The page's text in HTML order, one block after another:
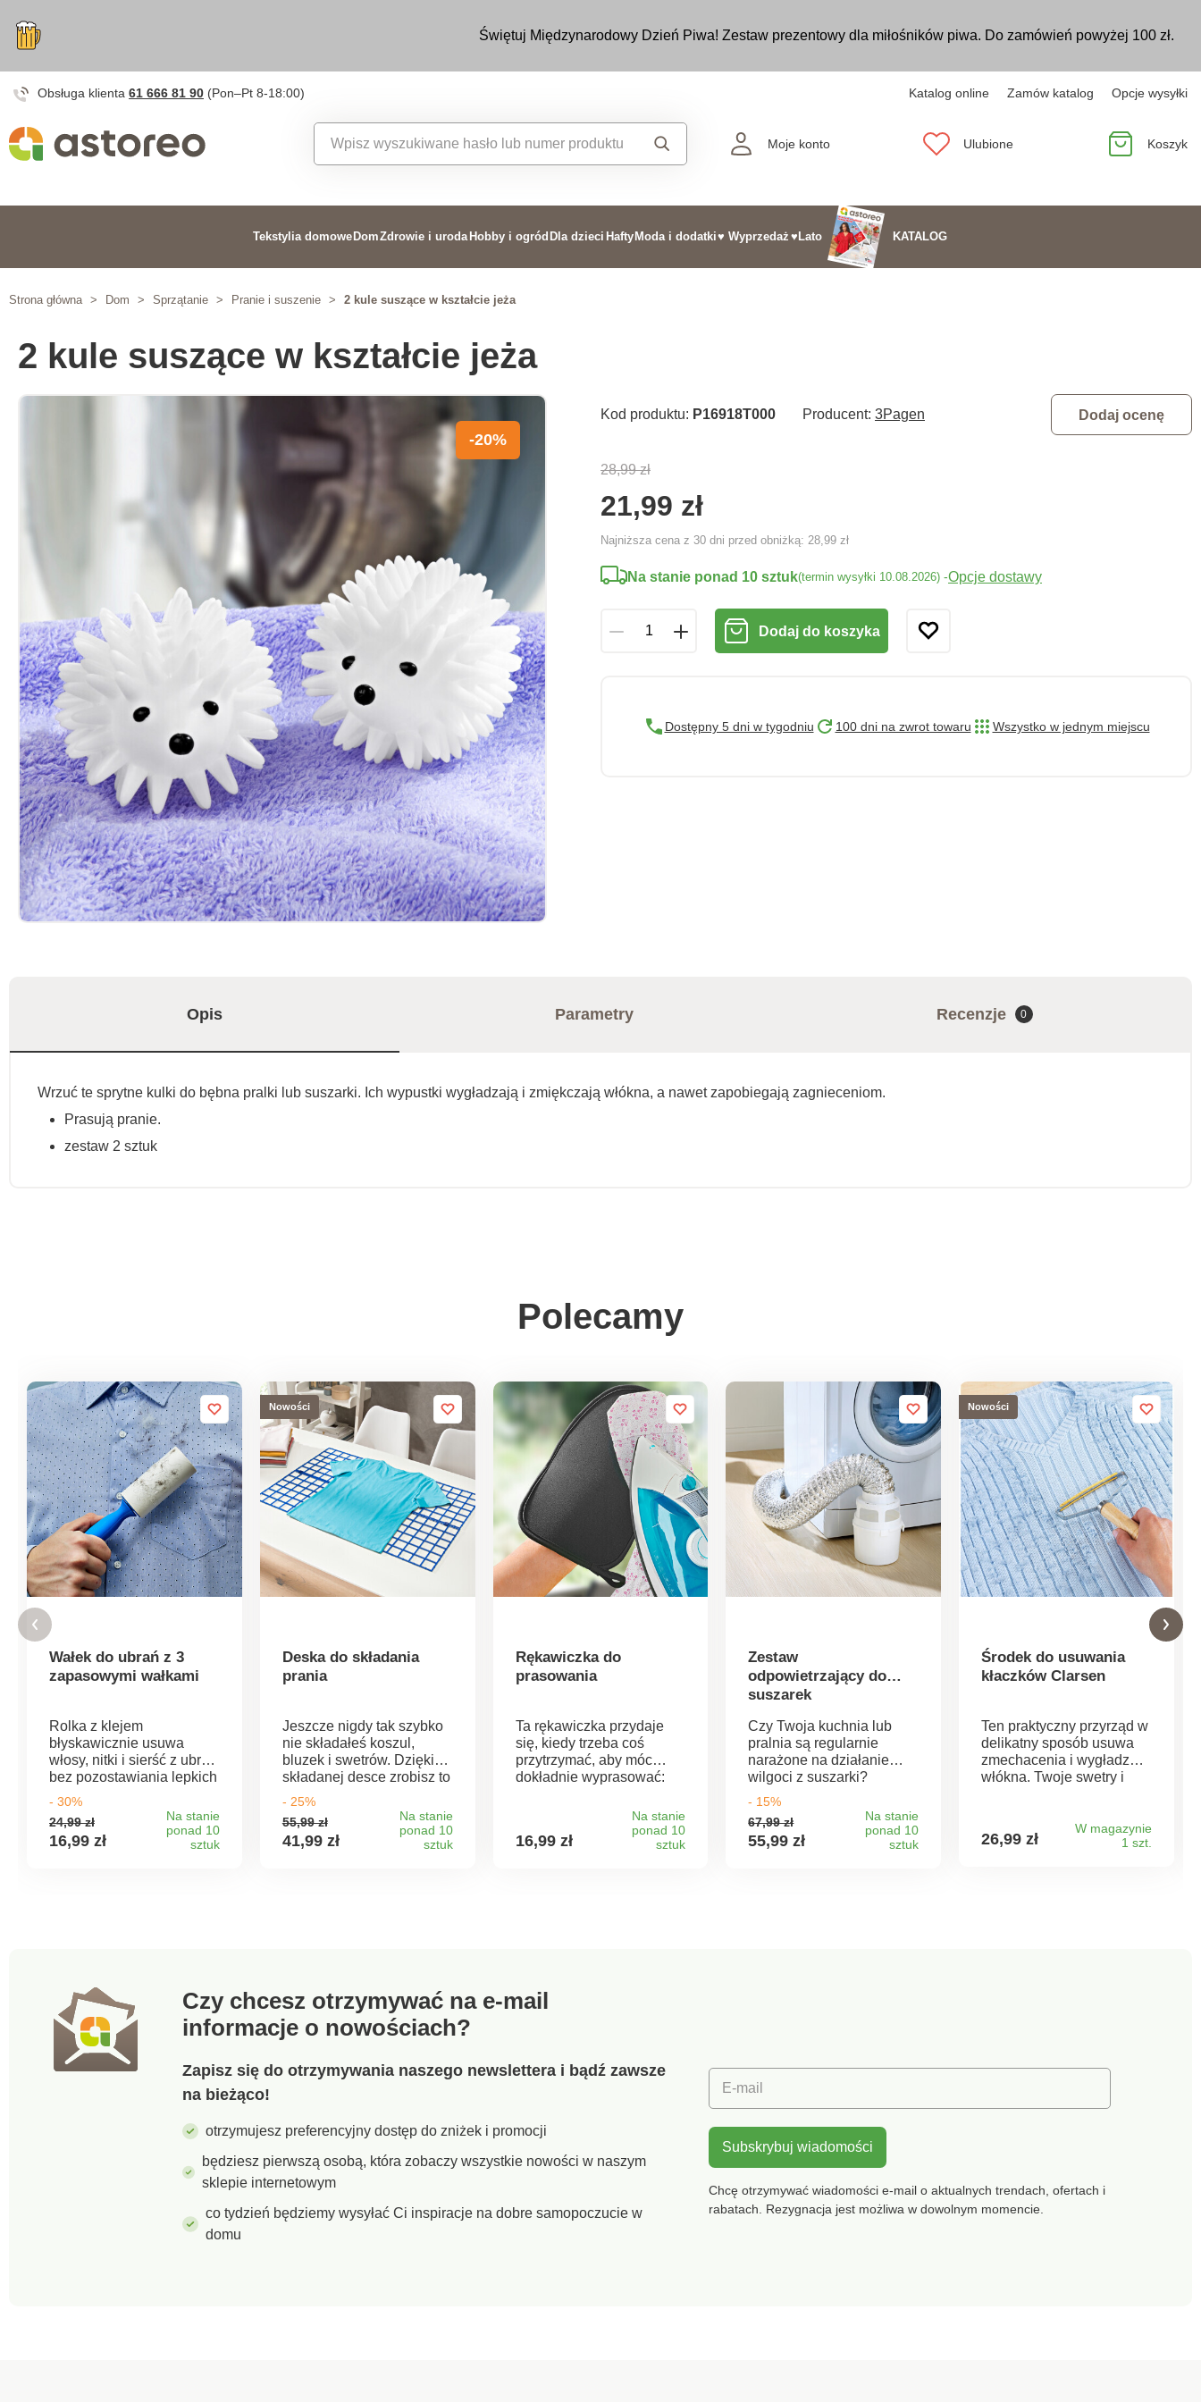
Świętuj Międzynarodowy Dzień Piwa! Zestaw prezentowy dla miłośników piwa. Do zamówień powyżej 100 zł.
Obsługa klienta 61 666 81 90 (Pon–Pt 8-18:00) Katalog online Zamów katalog Opcje wysyłki
Moje konto Ulubione Koszyk
Tekstylia domowe DomZdrowie i uroda Hobby i ogród Dla dzieci Hafty Moda i dodatki♥ Wyprzedaż ♥Lato KATALOG
Strona główna > Dom > Sprzątanie > Pranie i suszenie > 2 kule suszące w kształcie jeża
2 kule suszące w kształcie jeża
-20%
Kod produktu: P16918T000 Producent: 3Pagen Dodaj ocenę
28,99 zł
21,99 zł
Najniższa cena z 30 dni przed obniżką: 28,99 zł
Na stanie ponad 10 sztuk(termin wysyłki 10.08.2026) -Opcje dostawy
Dodaj do koszyka
Dostępny 5 dni w tygodniu 100 dni na zwrot towaru Wszystko w jednym miejscu
Opis Parametry Recenzje 0
Wrzuć te sprytne kulki do bębna pralki lub suszarki. Ich wypustki wygładzają i zmiękczają włókna, a nawet zapobiegają zagnieceniom.
Prasują pranie.
zestaw 2 sztuk
Polecamy
Wałek do ubrań z 3
zapasowymi wałkami
Rolka z klejem
błyskawicznie usuwa
włosy, nitki i sierść z ubrań
bez pozostawiania lepkich
pozostałości. Idealna
również do czyszczenia
narzut, kanap i zasłon. W
zestawie 3 zapasowe
- 30%
24,99 zł
16,99 zł
Na stanie
ponad 10
sztuk
Nowości
Deska do składania
prania
Jeszcze nigdy tak szybko
nie składałeś koszul,
bluzek i swetrów. Dzięki
składanej desce zrobisz to
w mgnieniu oka –
precyzyjnie i bez
zagnieceń. Oszczędzisz
czas, a dzięki idealnym
swetry i wiele innych.
- 25%
55,99 zł
41,99 zł
Na stanie
ponad 10
sztuk
Rękawiczka do
prasowania
Ta rękawiczka przydaje
się, kiedy trzeba coś
przytrzymać, aby móc
dokładnie wyprasować:
wiele innych. Chroni dłoń i
16,99 zł
Na stanie
ponad 10
sztuk
Zestaw
odpowietrzający do
suszarek
Czy Twoja kuchnia lub
pralnia są regularnie
narażone na działanie
wilgoci z suszarki?
Zmniejsz wilgotność
powietrza w swoim domu.
Ten zestaw wentylacyjny
zamienia każdą suszarkę
- 15%
67,99 zł
55,99 zł
Na stanie
ponad 10
sztuk
Nowości
Środek do usuwania
kłaczków Clarsen
Ten praktyczny przyrząd w
delikatny sposób usuwa
zmechacenia i wygładza
włókna. Twoje swetry i
26,99 zł
W magazynie
1 szt.
Czy chcesz otrzymywać na e-mail
informacje o nowościach?
Zapisz się do otrzymywania naszego newslettera i bądź zawsze
na bieżąco!
otrzymujesz preferencyjny dostęp do zniżek i promocji
będziesz pierwszą osobą, która zobaczy wszystkie nowości w naszym
sklepie internetowym
co tydzień będziemy wysyłać Ci inspiracje na dobre samopoczucie w
domu
E-mail
Subskrybuj wiadomości
Chcę otrzymywać wiadomości e-mail o aktualnych trendach, ofertach i
rabatach. Rezygnacja jest możliwa w dowolnym momencie.